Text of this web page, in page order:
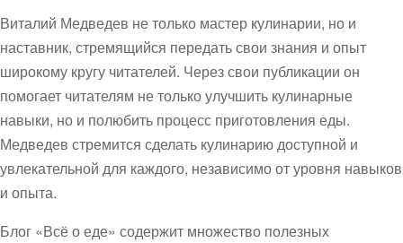
Виталий Медведев не только мастер кулинарии, но и
наставник, стремящийся передать свои знания и опыт
широкому кругу читателей. Через свои публикации он
помогает читателям не только улучшить кулинарные
навыки, но и полюбить процесс приготовления еды.
Медведев стремится сделать кулинарию доступной и
увлекательной для каждого, независимо от уровня навыков
и опыта.
Блог «Всё о еде» содержит множество полезных